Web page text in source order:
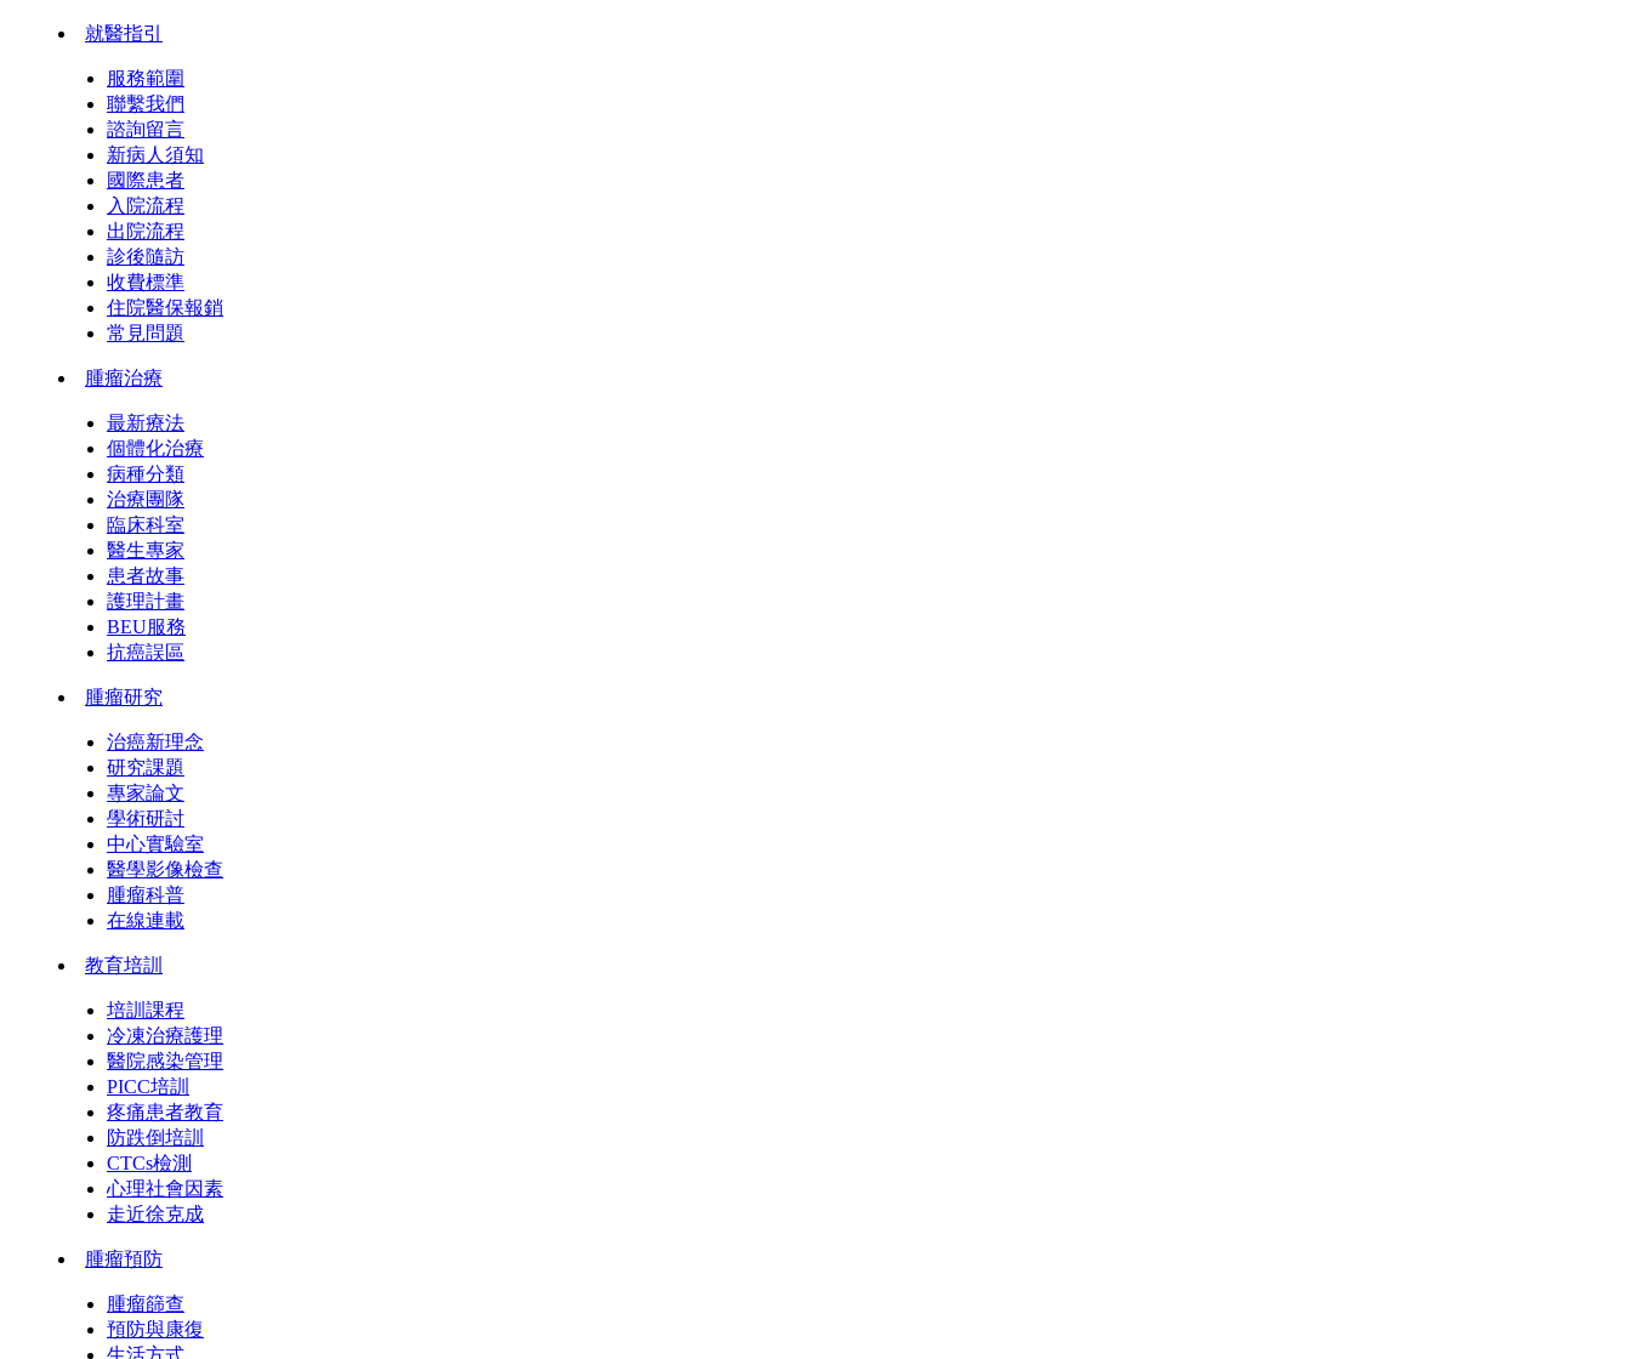
就醫指引
服務範圍
聯繫我們
諮詢留言
新病人須知
國際患者
入院流程
出院流程
診後隨訪
收費標準
住院醫保報銷
常見問題
腫瘤治療
最新療法
個體化治療
病種分類
治療團隊
臨床科室
醫生專家
患者故事
護理計畫
BEU服務
抗癌誤區
腫瘤研究
治癌新理念
研究課題
專家論文
學術研討
中心實驗室
醫學影像檢查
腫瘤科普
在線連載
教育培訓
培訓課程
冷凍治療護理
醫院感染管理
PICC培訓
疼痛患者教育
防跌倒培訓
CTCs檢測
心理社會因素
走近徐克成
腫瘤預防
腫瘤篩查
預防與康復
生活方式